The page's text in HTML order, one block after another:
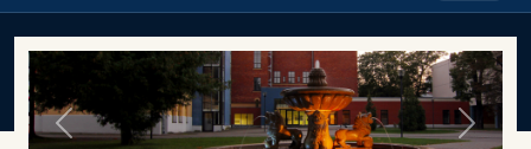
Previous Next